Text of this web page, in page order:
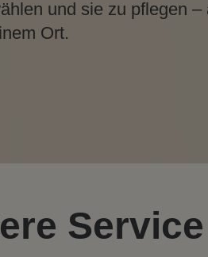
und sie zu pflegen –
Ort.